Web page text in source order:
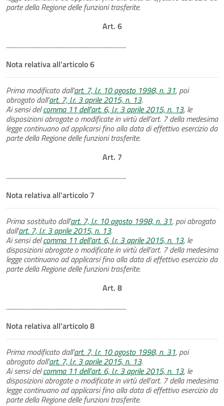
parte della Regione delle funzioni trasferite.
Art. 6
................................................................................
Nota relativa all'articolo 6
Prima modificato dall'art. 7, l.r. 10 agosto 1998, n. 31, poi
abrogato dall'art. 7, l.r. 3 aprile 2015, n. 13.
Ai sensi delcomma 11 dell'art. 6, l.r. 3 aprile 2015, n. 13, le
disposizioni abrogate o modificate in virtù dell’art. 7 della medesima
legge continuano ad applicarsi fino alla data di effettivo esercizio da
parte della Regione delle funzioni trasferite.
Art. 7
................................................................................
Nota relativa all'articolo 7
Prima sostituito dall'art. 7, l.r. 10 agosto 1998, n. 31, poi abrogato
dall'art. 7, l.r. 3 aprile 2015, n. 13.
Ai sensi delcomma 11 dell'art. 6, l.r. 3 aprile 2015, n. 13, le
disposizioni abrogate o modificate in virtù dell’art. 7 della medesima
legge continuano ad applicarsi fino alla data di effettivo esercizio da
parte della Regione delle funzioni trasferite.
Art. 8
................................................................................
Nota relativa all'articolo 8
Prima modificato dall'art. 7, l.r. 10 agosto 1998, n. 31, poi
abrogato dall'art. 7, l.r. 3 aprile 2015, n. 13.
Ai sensi delcomma 11 dell'art. 6, l.r. 3 aprile 2015, n. 13, le
disposizioni abrogate o modificate in virtù dell’art. 7 della medesima
legge continuano ad applicarsi fino alla data di effettivo esercizio da
parte della Regione delle funzioni trasferite.